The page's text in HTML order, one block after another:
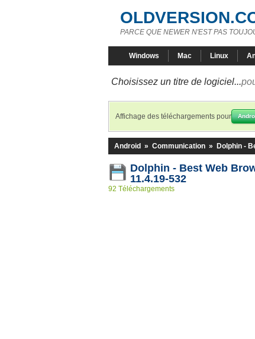
PARCE QUE NEWER N'EST PAS
Windows Mac Linux
Choisissez un titre de logiciel...
Affichage des téléchargements pour
Android » Communication » Dolphin -
Dolphin - Best Web
11.4.19-532
92 Téléchargements